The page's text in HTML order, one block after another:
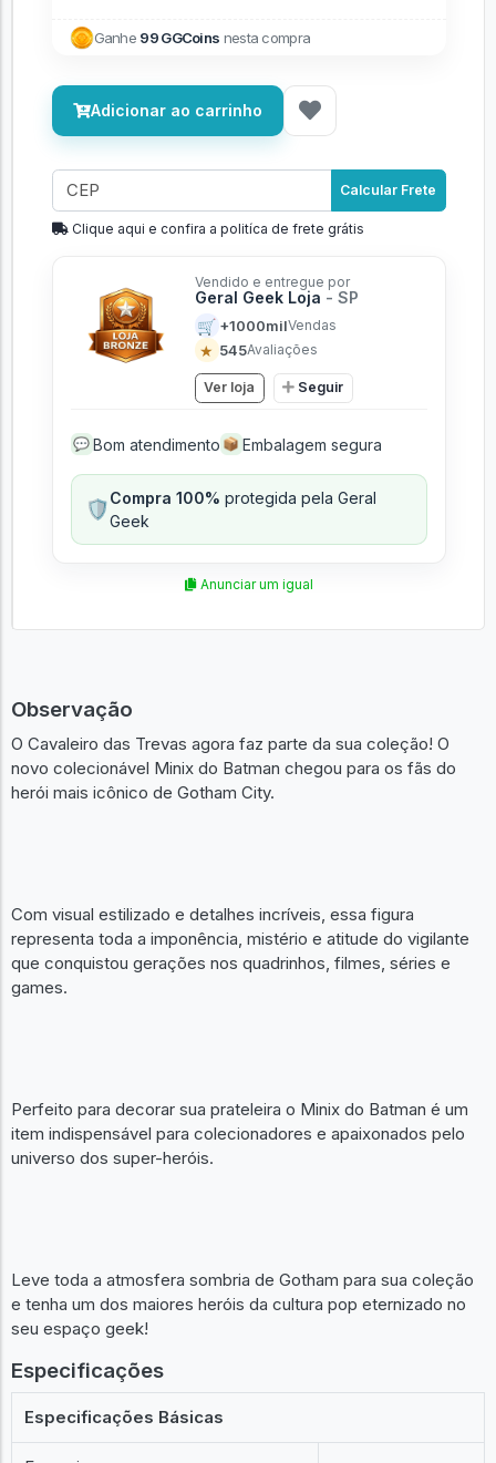
Ganhe 99 GGCoins nesta compra
Adicionar ao carrinho
Calcular Frete
Clique aqui e confira a politíca de frete grátis
Vendido e entregue por
Geral Geek Loja - SP
🛒 +1000milVendas
★ 545Avaliações
Ver loja Seguir
💬 Bom atendimento 📦 Embalagem segura
🛡️Compra 100% protegida pela Geral
Geek
Anunciar um igual
Observação
O Cavaleiro das Trevas agora faz parte da sua coleção! O
novo colecionável Minix do Batman chegou para os fãs do
herói mais icônico de Gotham City.
Com visual estilizado e detalhes incríveis, essa figura
representa toda a imponência, mistério e atitude do vigilante
que conquistou gerações nos quadrinhos, filmes, séries e
games.
Perfeito para decorar sua prateleira o Minix do Batman é um
item indispensável para colecionadores e apaixonados pelo
universo dos super-heróis.
Leve toda a atmosfera sombria de Gotham para sua coleção
e tenha um dos maiores heróis da cultura pop eternizado no
seu espaço geek!
Especificações
Especificações Básicas